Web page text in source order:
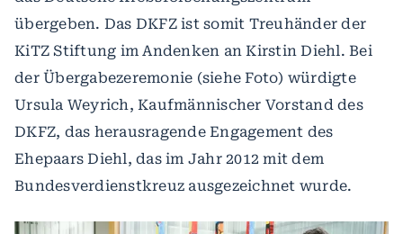
übergeben. Das DKFZ ist somit Treuhänder der
KiTZ Stiftung im Andenken an Kirstin Diehl. Bei
der Übergabezeremonie (siehe Foto) würdigte
Ursula Weyrich, Kaufmännischer Vorstand des
DKFZ, das herausragende Engagement des
Ehepaars Diehl, das im Jahr 2012 mit dem
Bundesverdienstkreuz ausgezeichnet wurde.